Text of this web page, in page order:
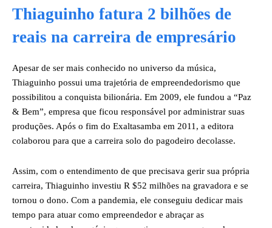
Thiaguinho fatura 2 bilhões de
reais na carreira de empresário
Apesar de ser mais conhecido no universo da música,
Thiaguinho possui uma trajetória de empreendedorismo que
possibilitou a conquista bilionária. Em 2009, ele fundou a “Paz
& Bem”, empresa que ficou responsável por administrar suas
produções. Após o fim do Exaltasamba em 2011, a editora
colaborou para que a carreira solo do pagodeiro decolasse.
Assim, com o entendimento de que precisava gerir sua própria
carreira, Thiaguinho investiu R $52 milhões na gravadora e se
tornou o dono. Com a pandemia, ele conseguiu dedicar mais
tempo para atuar como empreendedor e abraçar as